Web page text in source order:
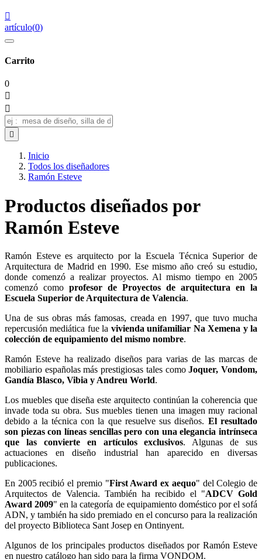

artículo(0)
Carrito
0



Inicio
Todos los diseñadores
Ramón Esteve
Productos diseñados por
Ramón Esteve
Ramón Esteve es arquitecto por la Escuela Técnica Superior de
Arquitectura de Madrid en 1990. Ese mismo año creó su estudio,
donde comenzó a realizar proyectos. Al mismo tiempo en 2005
comenzó como profesor de Proyectos de arquitectura en la
Escuela Superior de Arquitectura de Valencia.
Una de sus obras más famosas, creada en 1997, que tuvo mucha
repercusión mediática fue la vivienda unifamiliar Na Xemena y la
colección de equipamiento del mismo nombre.
Ramón Esteve ha realizado diseños para varias de las marcas de
mobiliario españolas más prestigiosas tales comoJoquer, Vondom,
Gandía Blasco, Vibia y Andreu World.
Los muebles que diseña este arquitecto continúan la coherencia que
invade toda su obra. Sus muebles tienen una imagen muy racional
debido a la técnica con la que resuelve sus diseños. El resultado
son piezas con líneas sencillas pero con una elegancia intrínseca
que las convierte en artículos exclusivos. Algunas de sus
actuaciones en diseño industrial han aparecido en diversas
publicaciones.
En 2005 recibió el premio "First Award ex aequo" del Colegio de
Arquitectos de Valencia. También ha recibido el "ADCV Gold
Award 2009" en la categoría de equipamiento doméstico por el sofá
ADN, y también ha sido premiado en el concurso para la realización
del proyecto Biblioteca Sant Josep en Ontinyent.
Algunos de los principales productos diseñados por Ramón Esteve
en nuestro catálogo han sido para la firma VONDOM.